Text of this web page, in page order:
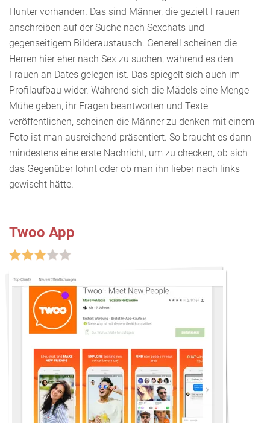
Hunter vorhanden. Das sind Männer, die gezielt Frauen
anschreiben auf der Suche nach Sexchats und
gegenseitigem Bilderaustausch. Generell scheinen die
Herren hier eher nach Sex zu suchen, während es den
Frauen an Dates gelegen ist. Das spiegelt sich auch im
Profilaufbau wider. Während sich die Mädels eine Menge
Mühe geben, ihr Fragen beantworten und Texte
veröffentlichen, scheinen die Männer zu denken mit einem
Foto ist man ausreichend präsentiert. So braucht es dann
mindestens eine erste Nachricht, um zu checken, ob sich
das Gegenüber lohnt oder ob man ihn lieber nach links
gewischt hätte.
Twoo App